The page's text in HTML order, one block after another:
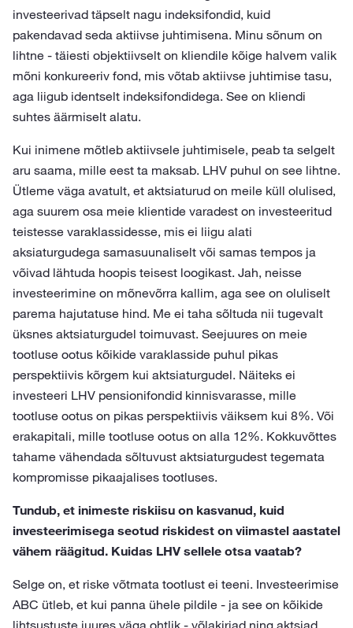
investeerivad täpselt nagu indeksifondid, kuid
pakendavad seda aktiivse juhtimisena. Minu sõnum on
lihtne - täiesti objektiivselt on kliendile kõige halvem valik
mõni konkureeriv fond, mis võtab aktiivse juhtimise tasu,
aga liigub identselt indeksifondidega. See on kliendi
suhtes äärmiselt alatu.
Kui inimene mõtleb aktiivsele juhtimisele, peab ta selgelt
aru saama, mille eest ta maksab. LHV puhul on see lihtne.
Ütleme väga avatult, et aktsiaturud on meile küll olulised,
aga suurem osa meie klientide varadest on investeeritud
teistesse varaklassidesse, mis ei liigu alati
aksiaturgudega samasuunaliselt või samas tempos ja
võivad lähtuda hoopis teisest loogikast. Jah, neisse
investeerimine on mõnevõrra kallim, aga see on oluliselt
parema hajutatuse hind. Me ei taha sõltuda nii tugevalt
üksnes aktsiaturgudel toimuvast. Seejuures on meie
tootluse ootus kõikide varaklasside puhul pikas
perspektiivis kõrgem kui aktsiaturgudel. Näiteks ei
investeeri LHV pensionifondid kinnisvarasse, mille
tootluse ootus on pikas perspektiivis väiksem kui 8%. Või
erakapitali, mille tootluse ootus on alla 12%. Kokkuvõttes
tahame vähendada sõltuvust aktsiaturgudest tegemata
kompromisse pikaajalises tootluses.
Tundub, et inimeste riskiisu on kasvanud, kuid
investeerimisega seotud riskidest on viimastel aastatel
vähem räägitud. Kuidas LHV sellele otsa vaatab?
Selge on, et riske võtmata tootlust ei teeni. Investeerimise
ABC ütleb, et kui panna ühele pildile - ja see on kõikide
lihtsustuste juures väga ohtlik - võlakirjad ning aktsiad